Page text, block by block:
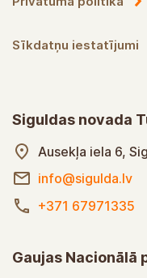
Sīkdatņu iestatījumi
Siguldas novada
Ausekļa iela 6,
info@sigulda.lv
+371 67971335
Gaujas